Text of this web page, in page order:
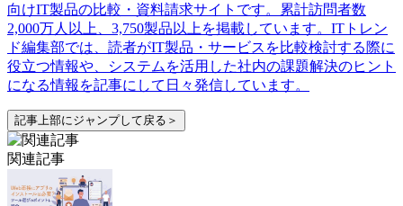
向けIT製品の比較・資料請求サイトです。累計訪問者数
2,000万人以上、3,750製品以上を掲載しています。ITトレン
ド編集部では、読者がIT製品・サービスを比較検討する際に
役立つ情報や、システムを活用した社内の課題解決のヒント
になる情報を記事にして日々発信しています。
記事上部にジャンプして戻る＞
関連記事